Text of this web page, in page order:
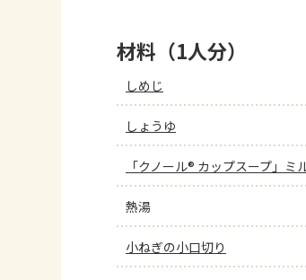
材料（1人分）
しめじ
しょうゆ
「クノール® カップスープ」
熱湯
小ねぎの小口切り